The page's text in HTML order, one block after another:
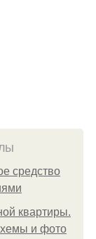
средство
квартиры.
и фото